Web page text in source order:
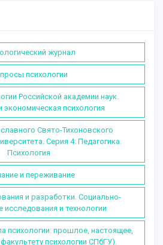
журнал
психологии
Российской академии наук.
экономическая психология
Свято-Тихоновского
Серия 4: Педагогика.
Психология
и переживание
и разработки. Социально-
исследования и технологии
психологии: прошлое, настоящее,
психологии СПбГУ).